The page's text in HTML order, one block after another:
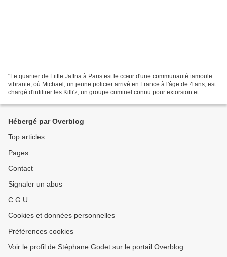
"Le quartier de Little Jaffna à Paris est le cœur d'une communauté tamoule
vibrante, où Michael, un jeune policier arrivé en France à l'âge de 4 ans, est
chargé d'infiltrer les Killi'z, un groupe criminel connu pour extorsion et
Hébergé par Overblog
Top articles
Pages
Contact
Signaler un abus
C.G.U.
Cookies et données personnelles
Préférences cookies
Voir le profil de Stéphane Godet sur le portail Overblog